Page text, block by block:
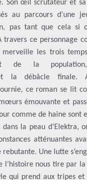
Son œil scrutateur et
au parcours d’une
pas tant que cela si
travers ce personnage
les trois
de la
la débâcle finale.
ce roman se lit
émouvante et
comme de haine sont
la peau d’Elektra,
atténuantes
Une lutte
l’histoire nous tire par
qui prend aux tripes et